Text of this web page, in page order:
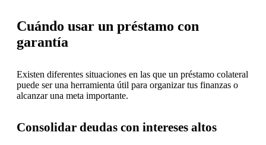
Cuándo usar un préstamo con
garantía
Existen diferentes situaciones en las que un préstamo colateral
puede ser una herramienta útil para organizar tus finanzas o
alcanzar una meta importante.
Consolidar deudas con intereses altos